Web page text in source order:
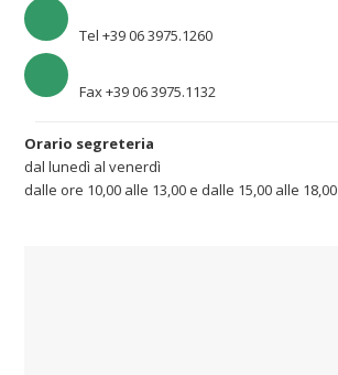
Tel +39 06 3975.1260
Fax +39 06 3975.1132
Orario segreteria
dal lunedì al venerdì
dalle ore 10,00 alle 13,00 e dalle 15,00 alle 18,00